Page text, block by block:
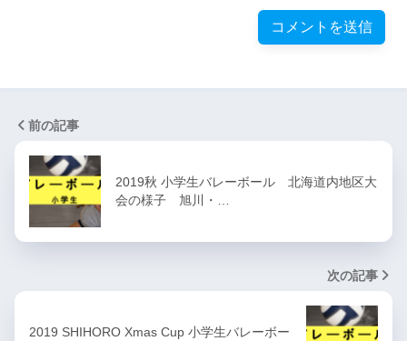
前の記事
2019秋 小学生バレーボール 北海道内地区大
会の様子 旭川・…
次の記事
2019 SHIHORO Xmas Cup 小学生バレーボー